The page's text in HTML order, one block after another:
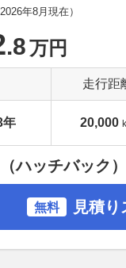
2026年8月 現在）
.8万円
走行距
年 20,000
ハッチバック
無料 見積